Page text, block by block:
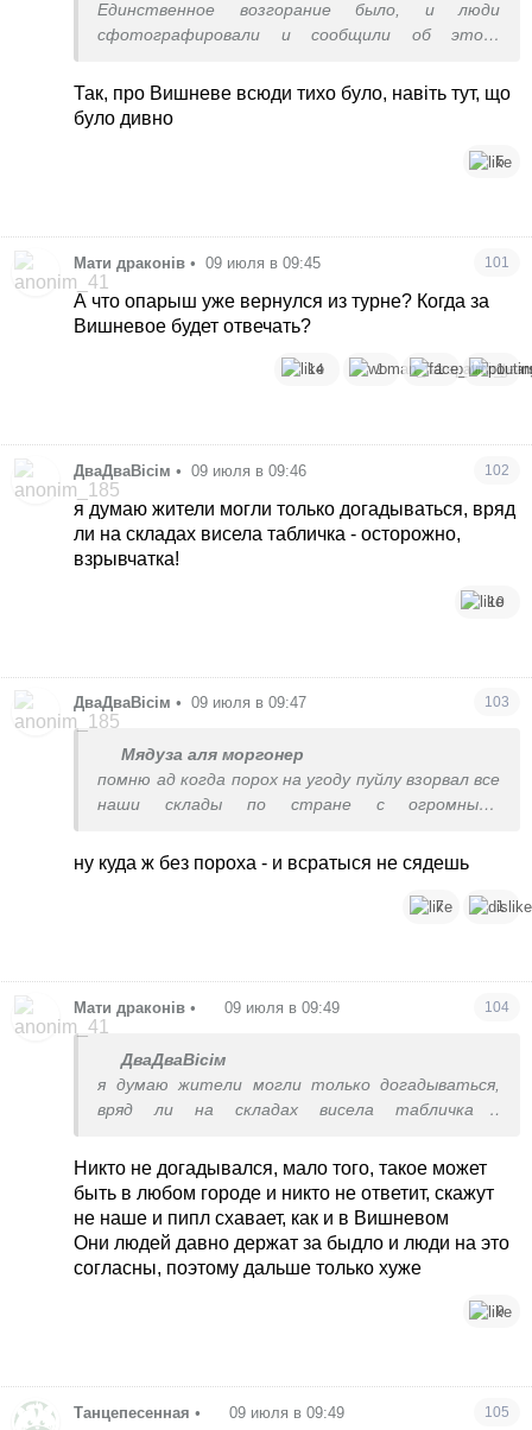
Единственное возгорание было, и люди
сфотографировали и сообщили об этом.
Вообще было ощущение, что нас пронесло в
этот раз и всё хорошо, многие жители уже
Был сильный обстрел, и дальше все вздохнули,
отбой, и все молчат — это очень сильно пугало
и давило психологически. Писали тогда только,
что произошло в Киеве. О нас — ни слова.
Так, про Вишневе всюди тихо було, навіть тут, що
було дивно
5
Мати драконів • 09 июля в 09:45 101
А что опарыш уже вернулся из турне? Когда за
Вишневое будет отвечать?
14 1 1 1
ДваДваВісім • 09 июля в 09:46 102
я думаю жители могли только догадываться, вряд
ли на складах висела табличка - осторожно,
взрывчатка!
10
ДваДваВісім • 09 июля в 09:47 103
Мядуза аля моргонер
помню ад когда порох на угоду пуйлу взорвал все
наши склады по стране с огромными
ну куда ж без пороха - и всратыся не сядешь
7 1
Мати драконів • 09 июля в 09:49 104
ДваДваВісім
я думаю жители могли только догадываться,
вряд ли на складах висела табличка -
Никто не догадывался, мало того, такое может
быть в любом городе и никто не ответит, скажут
не наше и пипл схавает, как и в Вишневом
Они людей давно держат за быдло и люди на это
согласны, поэтому дальше только хуже
9
Танцепесенная • 09 июля в 09:49 105